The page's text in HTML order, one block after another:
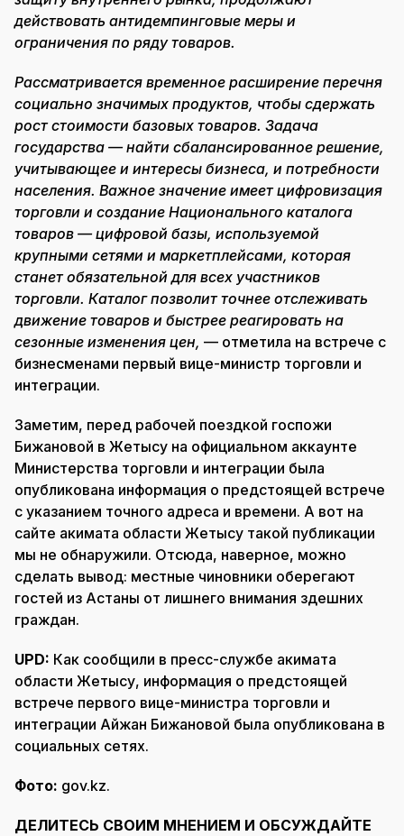
действовать антидемпинговые меры и
ограничения по ряду товаров.
Рассматривается временное расширение перечня
социально значимых продуктов, чтобы сдержать
рост стоимости базовых товаров. Задача
государства — найти сбалансированное решение,
учитывающее и интересы бизнеса, и потребности
населения. Важное значение имеет цифровизация
торговли и создание Национального каталога
товаров — цифровой базы, используемой
крупными сетями и маркетплейсами, которая
станет обязательной для всех участников
торговли. Каталог позволит точнее отслеживать
движение товаров и быстрее реагировать на
сезонные изменения цен, — отметила на встрече с
бизнесменами первый вице-министр торговли и
интеграции.
Заметим, перед рабочей поездкой госпожи
Бижановой в Жетысу на официальном аккаунте
Министерства торговли и интеграции была
опубликована информация о предстоящей встрече
с указанием точного адреса и времени. А вот на
сайте акимата области Жетысу такой публикации
мы не обнаружили. Отсюда, наверное, можно
сделать вывод: местные чиновники оберегают
гостей из Астаны от лишнего внимания здешних
граждан.
UPD: Как сообщили в пресс-службе акимата
области Жетысу, информация о предстоящей
встрече первого вице-министра торговли и
интеграции Айжан Бижановой была опубликована в
социальных сетях.
Фото: gov.kz.
ДЕЛИТЕСЬ СВОИМ МНЕНИЕМ И ОБСУЖДАЙТЕ